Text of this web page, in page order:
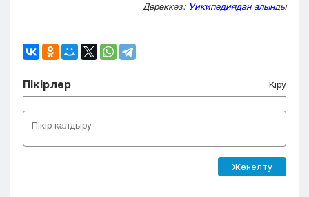
Дереккөз: Уикипедиядан алынды
Пікірлер Кіру
Жөнелту